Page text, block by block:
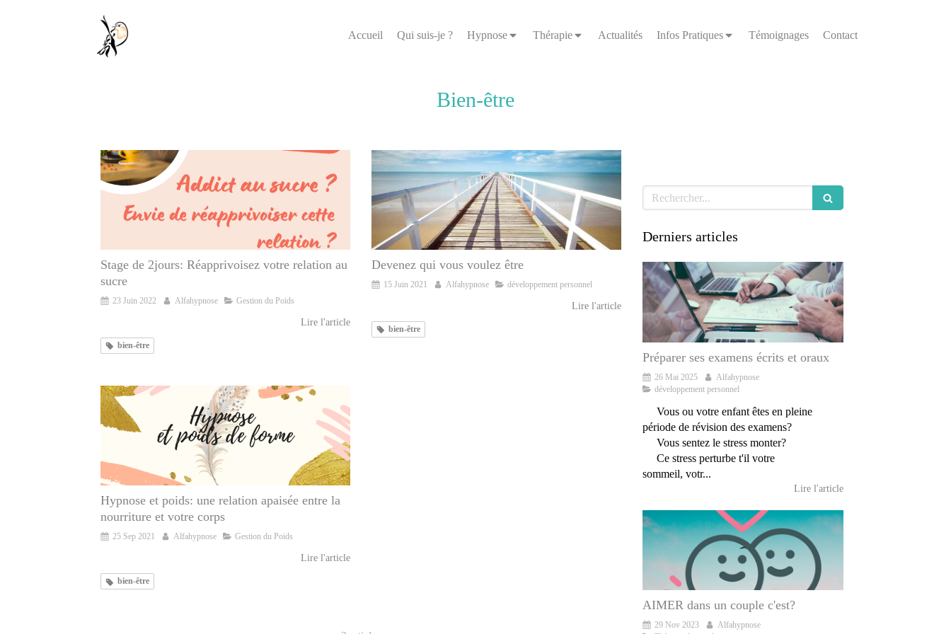
Accueil Qui suis-je ? Hypnose Thérapie Actualités Infos Pratiques Témoignages Contact
Bien-être
Stage de 2jours: Réapprivoisez votre relation au
sucre
23 Juin 2022 Alfahypnose Gestion du Poids
Lire l'article
bien-être
Devenez qui vous voulez être
15 Juin 2021 Alfahypnose développement personnel
Lire l'article
bien-être
Hypnose et poids: une relation apaisée entre la
nourriture et votre corps
25 Sep 2021 Alfahypnose Gestion du Poids
Lire l'article
bien-être
Rechercher
Derniers articles
Préparer ses examens écrits et oraux
26 Mai 2025
Alfahypnose
développement personnel
Vous ou votre enfant êtes en pleine
période de révision des examens?
Vous sentez le stress monter?
Ce stress perturbe t'il votre
sommeil, votr...
Lire l'article
AIMER dans un couple c'est?
29 Nov 2023
Alfahypnose